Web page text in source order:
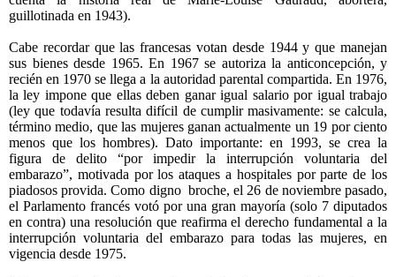
guillotinada en 1943).
Cabe recordar que las francesas votan desde 1944 y que manejan
sus bienes desde 1965. En 1967 se autoriza la anticoncepción, y
recién en 1970 se llega a la autoridad parental compartida. En 1976,
la ley impone que ellas deben ganar igual salario por igual trabajo
(ley que todavía resulta difícil de cumplir masivamente: se calcula,
término medio, que las mujeres ganan actualmente un 19 por ciento
menos que los hombres). Dato importante: en 1993, se crea la
figura de delito “por impedir la interrupción voluntaria del
embarazo”, motivada por los ataques a hospitales por parte de los
piadosos provida. Como digno broche, el 26 de noviembre pasado,
el Parlamento francés votó por una gran mayoría (solo 7 diputados
en contra) una resolución que reafirma el derecho fundamental a la
interrupción voluntaria del embarazo para todas las mujeres, en
vigencia desde 1975.